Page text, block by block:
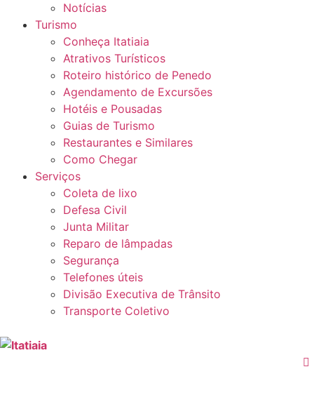
Notícias
Turismo
Conheça Itatiaia
Atrativos Turísticos
Roteiro histórico de Penedo
Agendamento de Excursões
Hotéis e Pousadas
Guias de Turismo
Restaurantes e Similares
Como Chegar
Serviços
Coleta de lixo
Defesa Civil
Junta Militar
Reparo de lâmpadas
Segurança
Telefones úteis
Divisão Executiva de Trânsito
Transporte Coletivo